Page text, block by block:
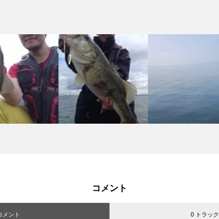
コメント
メント 0 トラッ